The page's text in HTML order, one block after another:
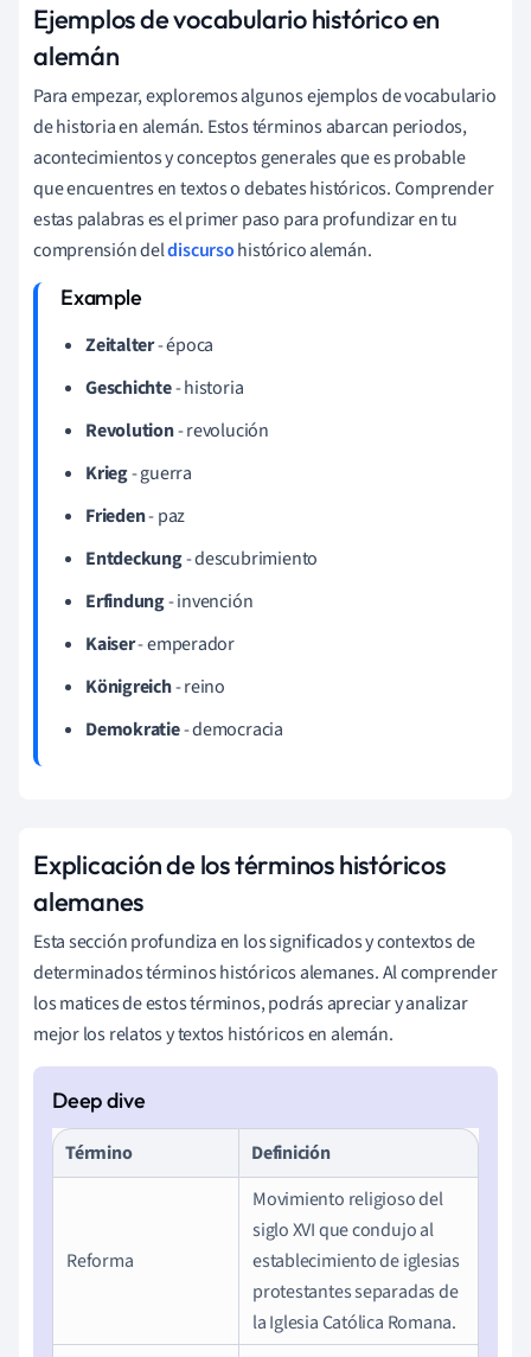
Ejemplos de vocabulario histórico en
alemán
Para empezar, exploremos algunos ejemplos de vocabulario
de historia en alemán. Estos términos abarcan periodos,
acontecimientos y conceptos generales que es probable
que encuentres en textos o debates históricos. Comprender
estas palabras es el primer paso para profundizar en tu
comprensión deldiscursohistórico alemán.
Zeitalter- época
Geschichte- historia
Revolution- revolución
Krieg- guerra
Frieden- paz
Entdeckung- descubrimiento
Erfindung- invención
Kaiser- emperador
Königreich- reino
Demokratie- democracia
Explicación de los términos históricos
alemanes
Esta sección profundiza en los significados y contextos de
determinados términos históricos alemanes. Al comprender
los matices de estos términos, podrás apreciar y analizar
mejor los relatos y textos históricos en alemán.
Término Definición
Reforma
Movimiento religioso del
siglo XVI que condujo al
establecimiento de iglesias
protestantes separadas de
la Iglesia Católica Romana.